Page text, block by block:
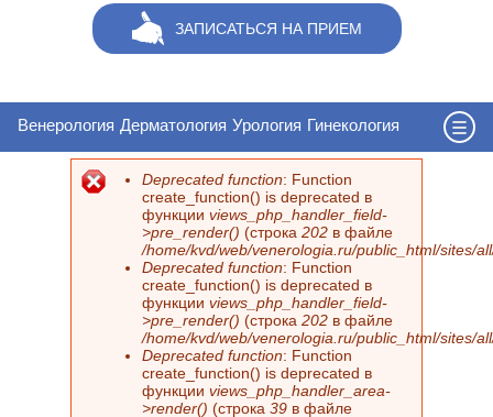
ЗАПИСАТЬСЯ НА ПРИЕМ
Венерология Дерматология Урология Гинекология
Сообщение об ошибке
Deprecated function: Function
create_function() is deprecated в
функции views_php_handler_field-
>pre_render() (строка 202 в файле
/home/kvd/web/venerologia.ru/public_html/sites/
Deprecated function: Function
create_function() is deprecated в
функции views_php_handler_field-
>pre_render() (строка 202 в файле
/home/kvd/web/venerologia.ru/public_html/sites/
Deprecated function: Function
create_function() is deprecated в
функции views_php_handler_area-
>render() (строка 39 в файле